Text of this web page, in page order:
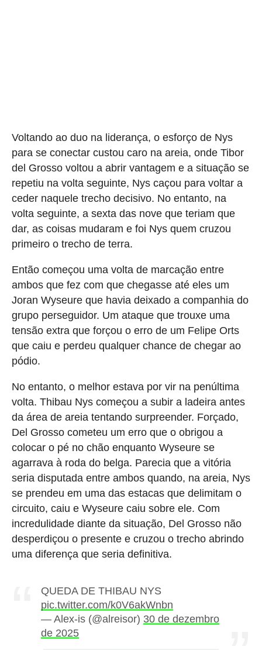
Voltando ao duo na liderança, o esforço de Nys
para se conectar custou caro na areia, onde Tibor
del Grosso voltou a abrir vantagem e a situação se
repetiu na volta seguinte, Nys caçou para voltar a
ceder naquele trecho decisivo. No entanto, na
volta seguinte, a sexta das nove que teriam que
dar, as coisas mudaram e foi Nys quem cruzou
primeiro o trecho de terra.
Então começou uma volta de marcação entre
ambos que fez com que chegasse até eles um
Joran Wyseure que havia deixado a companhia do
grupo perseguidor. Um ataque que trouxe uma
tensão extra que forçou o erro de um Felipe Orts
que caiu e perdeu qualquer chance de chegar ao
pódio.
No entanto, o melhor estava por vir na penúltima
volta. Thibau Nys começou a subir a ladeira antes
da área de areia tentando surpreender. Forçado,
Del Grosso cometeu um erro que o obrigou a
colocar o pé no chão enquanto Wyseure se
agarrava à roda do belga. Parecia que a vitória
seria disputada entre ambos quando, na areia, Nys
se prendeu em uma das estacas que delimitam o
circuito, caiu e Wyseure caiu sobre ele. Com
incredulidade diante da situação, Del Grosso não
desperdiçou o presente e cruzou o trecho abrindo
uma diferença que seria definitiva.
QUEDA DE THIBAU NYS
pic.twitter.com/k0V6akWnbn
— Alex-is (@alreisor) 30 de dezembro
de 2025